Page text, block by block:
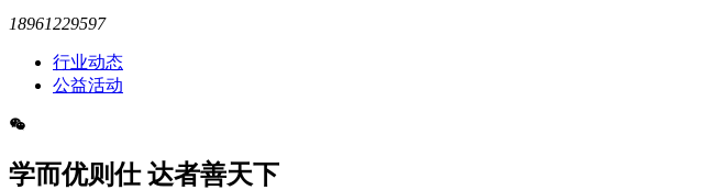
18961229597
行业动态
公益活动
学而优则仕 达者善天下